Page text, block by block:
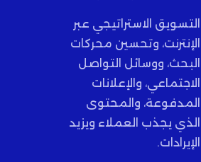
التسويق الاستراتيجي عبر
الإنترنت، وتحسين محركات
البحث، ووسائل التواصل
الاجتماعي، والإعلانات
المدفوعة، والمحتوى
الذي يجذب العملاء ويزيد
الإيرادات.